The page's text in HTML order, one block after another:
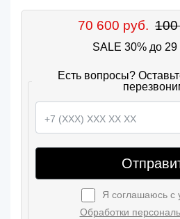
70 600 руб.
SALE 30% до 29
Есть вопросы?
Я соглашаюсь с
Обработки